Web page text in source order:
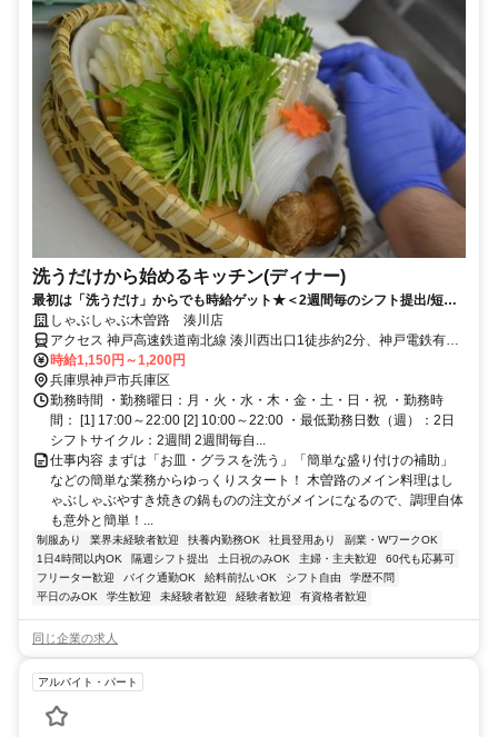
洗うだけから始めるキッチン(ディナー)
最初は「洗うだけ」からでも時給ゲット★＜2週間毎のシフト提出/短時
間2h～/週2日～＞
しゃぶしゃぶ木曽路 湊川店
アクセス 神戸高速鉄道南北線 湊川西出口1徒歩約2分、神戸電鉄有馬
線 湊川西出口1徒歩約2分、神戸市営西神・山手線 湊川公園西出口1
徒歩約2分 湊川駅徒歩2分
時給1,150円～1,200円
兵庫県神戸市兵庫区
勤務時間 ・勤務曜日：月・火・水・木・金・土・日・祝 ・勤務時
間： [1] 17:00～22:00 [2] 10:00～22:00 ・最低勤務日数（週）：2日
シフトサイクル：2週間 2週間毎自...
仕事内容 まずは「お皿・グラスを洗う」「簡単な盛り付けの補助」
などの簡単な業務からゆっくりスタート！ 木曽路のメイン料理はし
ゃぶしゃぶやすき焼きの鍋ものの注文がメインになるので、調理自体
も意外と簡単！...
制服あり 業界未経験者歓迎 扶養内勤務OK 社員登用あり
副業・WワークOK
1日4時間以内OK
隔週シフト提出 土日祝のみOK 主婦・主夫歓迎
60代も応募可
フリーター歓迎
バイク通勤OK 給料前払いOK シフト自由
学歴不問
平日のみOK
学生歓迎 未経験者歓迎 経験者歓迎 有資格者歓迎
同じ企業の求人
アルバイト・パート